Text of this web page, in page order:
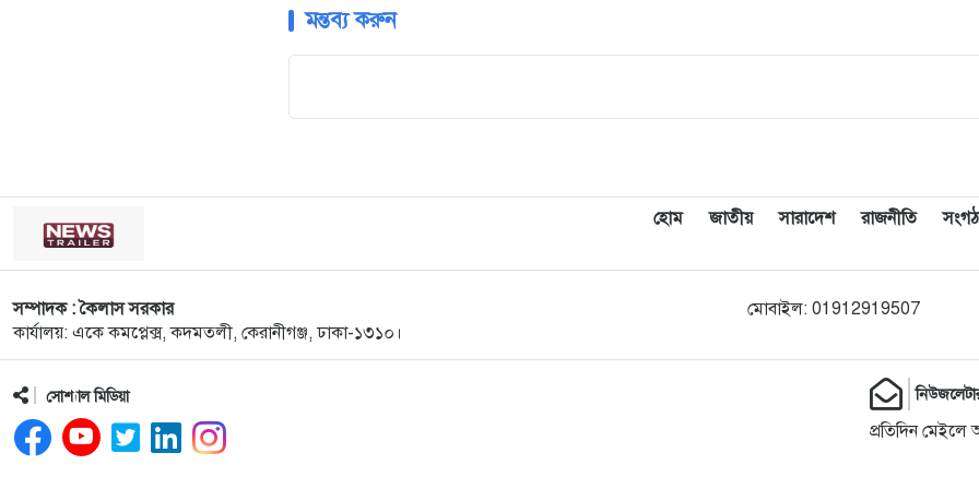
মন্তব্য করুন
হোম জাতীয় সারাদেশ রাজনীতি
সম্পাদক : কৈলাস সরকার
কার্যালয়: একে কমপ্লেক্স, কদমতলী, কেরানীগঞ্জ, ঢাকা-১৩১০।
মোবাইল: 01912919507
সোশ্যাল মিডিয়া
প্রতিদিন